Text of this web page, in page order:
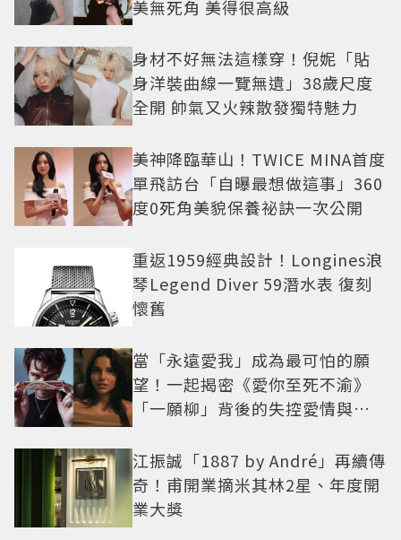
美無死角 美得很高級
身材不好無法這樣穿！倪妮「貼
身洋裝曲線一覽無遺」38歲尺度
全開 帥氣又火辣散發獨特魅力
美神降臨華山！TWICE MINA首度
單飛訪台「自曝最想做這事」360
度0死角美貌保養祕訣一次公開
重返1959經典設計！Longines浪
琴Legend Diver 59潛水表 復刻
懷舊
當「永遠愛我」成為最可怕的願
望！一起揭密《愛你至死不渝》
「一願柳」背後的失控愛情與爆
江振誠「1887 by André」再續傳
奇！甫開業摘米其林2星、年度開
業大獎